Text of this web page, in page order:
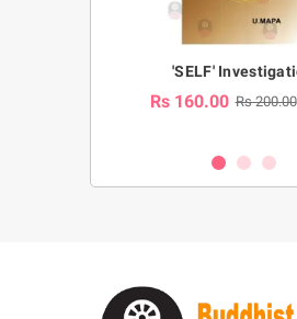
'SELF'
Rs 160.00 Rs 200.00